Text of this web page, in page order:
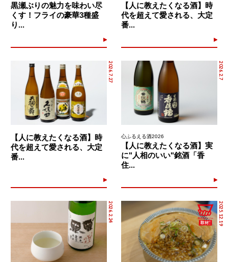
黒瀬ぶりの魅力を味わい尽
くす！フライの豪華3種盛
り...
【人に教えたくなる酒】時
代を超えて愛される、大定
番...
2026.7.27
【人に教えたくなる酒】時
代を超えて愛される、大定
番...
2026.2.7
心ふるえる酒2026
【人に教えたくなる酒】実
に"人相のいい"銘酒「香
住...
2026.2.24 2025.12.19